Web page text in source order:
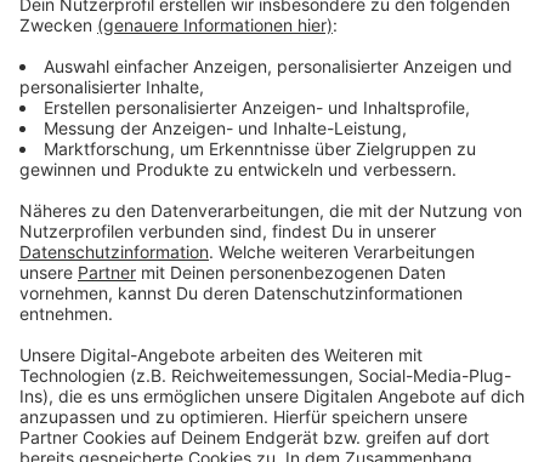
empfehlenswert
Freitag und Samstag geht der ADAC von einer
insgesamt deutlich entspannteren Lage auf den
Sonntag steigt die Staugefahr wegen des
Rückreiseverkehrs ab dem Vormittag dann wieder an.
Bei einem Stau die Autobahn zu verlassen und über
Landstraßen zu fahren, bringt laut den Experten nur
Alternativstrecke verschlechtert sich oft innerhalb
kürzester Zeit. In der Regel macht es erst ab Staus
von mehr als zehn Kilometern Länge oder bei einer
Vollsperrung Sinn, von der Autobahn abzufahren.